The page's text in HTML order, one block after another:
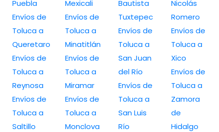
Puebla
Envíos de
Toluca a
Queretaro
Envíos de
Toluca a
Reynosa
Envíos de
Toluca a
Saltillo
Mexicali
Envíos de
Toluca a
Minatitlán
Envíos de
Toluca a
Miramar
Envíos de
Toluca a
Monclova
Bautista
Tuxtepec
Envíos de
Toluca a
San Juan
del Río
Envíos de
Toluca a
San Luis
Río
Nicolás
Romero
Envíos de
Toluca a
Xico
Envíos de
Toluca a
Zamora
de
Hidalgo